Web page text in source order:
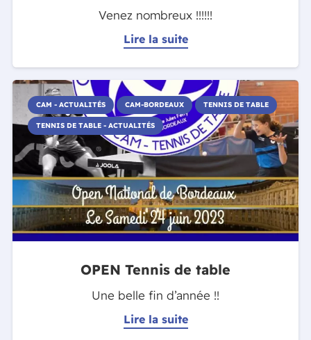
Venez nombreux !!!!!!
Lire la suite
CAM - ACTUALITÉS CAM-BORDEAUX TENNIS DE TABLE
TENNIS DE TABLE - ACTUALITÉS
OPEN Tennis de table
Une belle fin d’année !!
Lire la suite